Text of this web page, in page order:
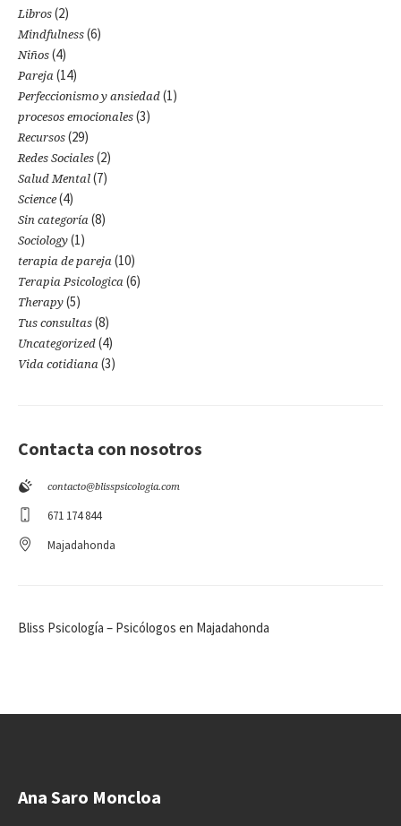
Libros (2)
Mindfulness (6)
Niños (4)
Pareja (14)
Perfeccionismo y ansiedad (1)
procesos emocionales (3)
Recursos (29)
Redes Sociales (2)
Salud Mental (7)
Science (4)
Sin categoría (8)
Sociology (1)
terapia de pareja (10)
Terapia Psicologica (6)
Therapy (5)
Tus consultas (8)
Uncategorized (4)
Vida cotidiana (3)
Contacta con nosotros
contacto@blisspsicologia.com
671 174 844
Majadahonda
Bliss Psicología – Psicólogos en Majadahonda
Ana Saro Moncloa